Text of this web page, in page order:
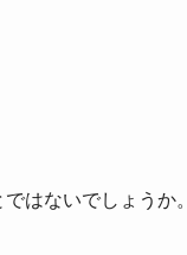
はないでしょうか。